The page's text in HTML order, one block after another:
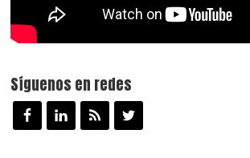
Síguenos en redes